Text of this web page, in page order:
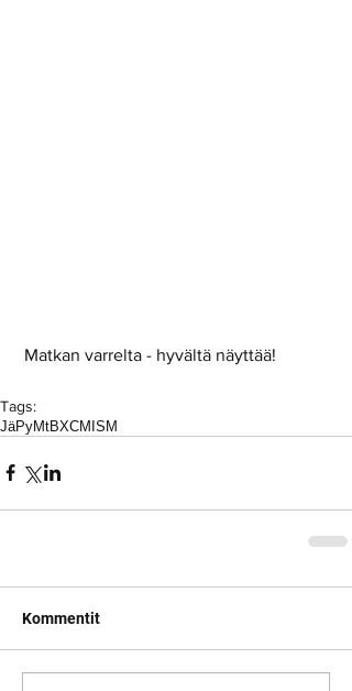
Matkan varrelta - hyvältä näyttää!
Tags:
JäPyMtBXCMISM
Kommentit